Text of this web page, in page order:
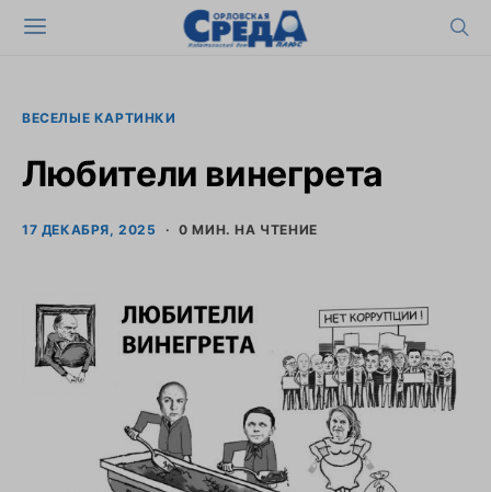
ВЕСЕЛЫЕ КАРТИНКИ
Любители винегрета
17 ДЕКАБРЯ, 2025 0 МИН. НА ЧТЕНИЕ